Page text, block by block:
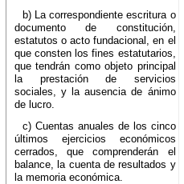
b) La correspondiente escritura o
documento de constitución,
estatutos o acto fundacional, en el
que consten los fines estatutarios,
que tendrán como objeto principal
la prestación de servicios
sociales, y la ausencia de ánimo
de lucro.
c) Cuentas anuales de los cinco
últimos ejercicios económicos
cerrados, que comprenderán el
balance, la cuenta de resultados y
la memoria económica.